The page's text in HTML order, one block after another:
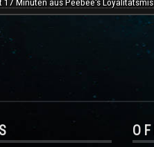
17 Minuten aus Peebee's